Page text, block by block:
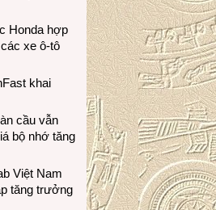
Honda hợp
xe ô-tô
khai
cầu vẫn
bộ nhớ tăng
Việt Nam
tăng trưởng